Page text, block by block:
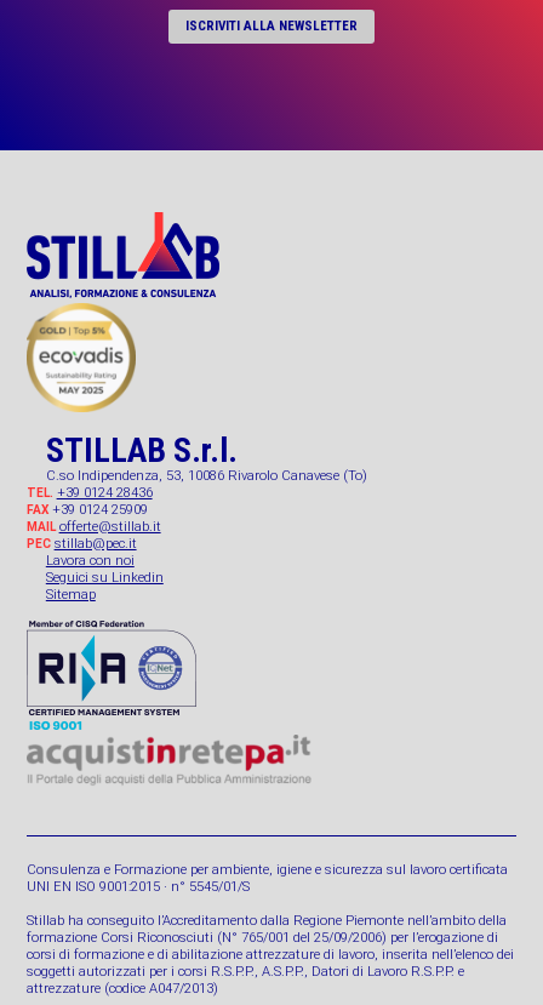
ISCRIVITI ALLA NEWSLETTER
STILLAB S.r.l.
C.so Indipendenza, 53, 10086 Rivarolo Canavese (To)
TEL. +39 0124 28436
FAX+39 0124 25909
MAIL offerte@stillab.it
PEC stillab@pec.it
Lavora con noi
Seguici su Linkedin
Sitemap
Consulenza e Formazione per ambiente, igiene e sicurezza sul lavoro certificata
UNI EN ISO 9001:2015 · n° 5545/01/S
Stillab ha conseguito l’Accreditamento dalla Regione Piemonte nell’ambito della
formazione Corsi Riconosciuti (N° 765/001 del 25/09/2006) per l’erogazione di
corsi di formazione e di abilitazione attrezzature di lavoro, inserita nell’elenco dei
soggetti autorizzati per i corsi R.S.P.P., A.S.P.P., Datori di Lavoro R.S.P.P. e
attrezzature (codice A047/2013)